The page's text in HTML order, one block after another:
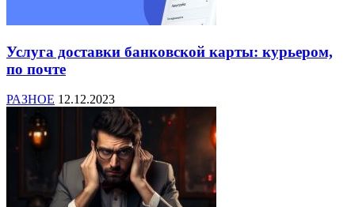
Услуга доставки банковской карты: курьером,
по почте
РАЗНОЕ 12.12.2023